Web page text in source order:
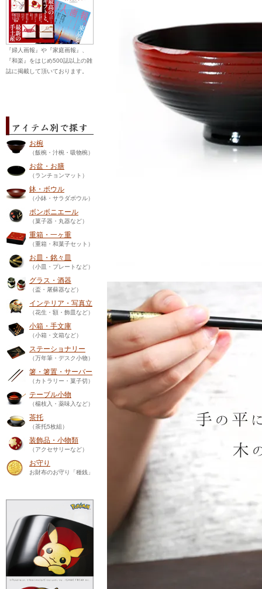
『婦人画報』や『家庭画報』、
『和楽』をはじめ500誌以上の雑
誌に掲載して頂いております。
お椀
（飯椀・汁椀・吸物椀）
お盆・お膳
（ランチョンマット）
鉢・ボウル
（小鉢・サラダボウル）
ボンボニエール
（菓子器・丸器など）
重箱・一ヶ重
（重箱・和菓子セット）
お皿・銘々皿
（小皿・プレートなど）
グラス・酒器
（盃・屠蘇器など）
インテリア・写真立
（花生・額・飾皿など）
小箱・手文庫
（小箱・文箱など）
ステーショナリー
（万年筆・デスク小物）
箸・箸置・サーバー
（カトラリー・菓子切）
テーブル小物
（楊枝入・薬味入など）
茶托
（茶托5枚組）
装飾品・小物類
（アクセサリーなど）
お守り
お財布のお守り「種銭」